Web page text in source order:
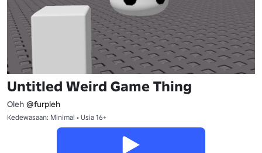
Untitled Weird Game Thing
Oleh @furpleh
Kedewasaan: Minimal • Usia 16+